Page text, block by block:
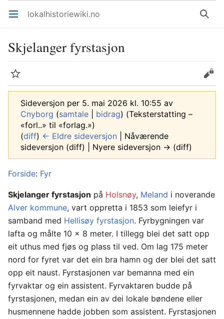
Åpne hovedmenyen lokalhistoriewiki.no Søk
Skjelanger fyrstasjon
Overvåk Rediger
Sideversjon per 5. mai 2026 kl. 10:55 av
Cnyborg (samtale bidrag) (Teksterstatting –
«forl..» til «forlag.»)
(diff) ← Eldre sideversjon | Nåværende
sideversjon (diff) | Nyere sideversjon → (diff)
Forside: Fyr
Skjelanger fyrstasjon på Holsnøy, Meland i noverande
Alver kommune, vart oppretta i 1853 som leiefyr i
samband med Hellisøy fyrstasjon. Fyrbygningen var
lafta og målte 10 x 8 meter. I tillegg blei det satt opp
eit uthus med fjøs og plass til ved. Om lag 175 meter
nord for fyret var det ein bra hamn og der blei det satt
opp eit naust. Fyrstasjonen var bemanna med ein
fyrvaktar og ein assistent. Fyrvaktaren budde på
fyrstasjonen, medan ein av dei lokale bøndene eller
husmennene hadde jobben som assistent. Fyrstasjonen